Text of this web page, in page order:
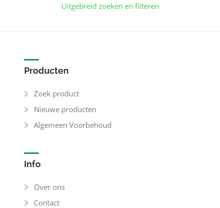
Uitgebreid zoeken en filteren
Producten
Zoek product
Nieuwe producten
Algemeen Voorbehoud
Info
Over ons
Contact